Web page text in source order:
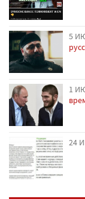
5
1
24